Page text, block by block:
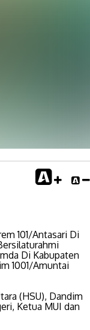
101/Antasari Di
Di Kabupaten
1001/Amuntai
(HSU), Dandim
Ketua MUI dan